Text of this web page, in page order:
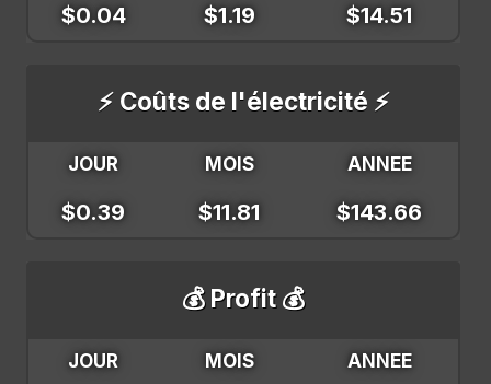
$0.04 $1.19 $14.51
⚡ Coûts de l'électricité ⚡
JOUR MOIS ANNEE
$0.39 $11.81 $143.66
💰 Profit 💰
JOUR MOIS ANNEE